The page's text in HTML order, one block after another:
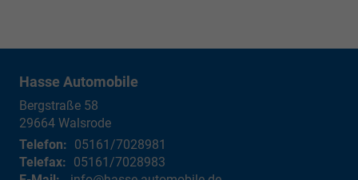
Hasse Automobile
Bergstraße 58
29664 Walsrode
Telefon: 05161/7028981
Telefax: 05161/7028983